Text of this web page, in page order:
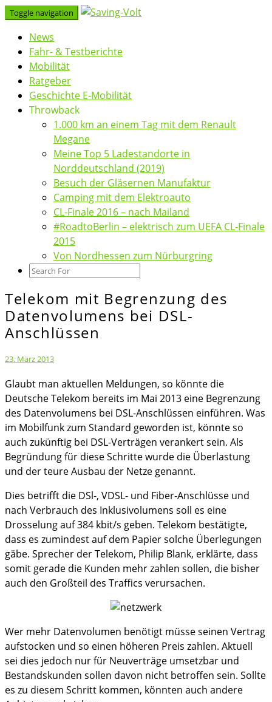
Skip
content
Toggle navigation
News
Fahr- & Testberichte
Mobilität
Ratgeber
Geschichte E-Mobilität
Throwback
1.000 km an einem Tag mit dem Renault
Megane
Meine Top 5 Ladestandorte in
Norddeutschland (2019)
Besuch der Gläsernen Manufaktur
Camping mit dem Elektroauto
CL-Finale 2016 – nach Mailand
#RoadtoBerlin – elektrisch zum UEFA CL-Finale
2015
Von Nordhessen zum Nürburgring
Search
Telekom
mit
Begrenzung
des
Datenvolumens
DSL-
Anschlüssen
Telekom mit Begrenzung des
Datenvolumens bei DSL-
Anschlüssen
23. März 2013
Glaubt man aktuellen Meldungen, so könnte die
Deutsche Telekom bereits im Mai 2013 eine Begrenzung
des Datenvolumens bei DSL-Anschlüssen einführen. Was
im Mobilfunk zum Standard geworden ist, könnte so
auch zukünftig bei DSL-Verträgen verankert sein. Als
Begründung für diese Schritte wurde die Überlastung
und der teure Ausbau der Netze genannt.
Dies betrifft die DSl-, VDSL- und Fiber-Anschlüsse und
nach Verbrauch des Inklusivolumens soll es eine
Drosselung auf 384 kbit/s geben. Telekom bestätigte,
dass es zumindest auf dem Papier solche Überlegungen
gäbe. Sprecher der Telekom, Philip Blank, erklärte, dass
somit gerade die Kunden mehr zahlen sollen, die bisher
auch den Großteil des Traffics verursachen.
Wer mehr Datenvolumen benötigt müsse seinen Vertrag
aufstocken und so einen höheren Preis zahlen. Aktuell
sei dies jedoch nur für Neuverträge umsetzbar und
Bestandskunden sollen davon nicht betroffen sein. Sollte
es zu diesem Schritt kommen, könnten auch andere